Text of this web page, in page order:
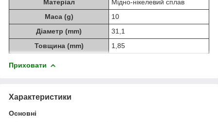
Матеріал
Мідно-нікелевий сплав
Маса (g)
10
Діаметр (mm)
31,1
Товщина (mm)
1,85
Приховати
Характеристики
Основні